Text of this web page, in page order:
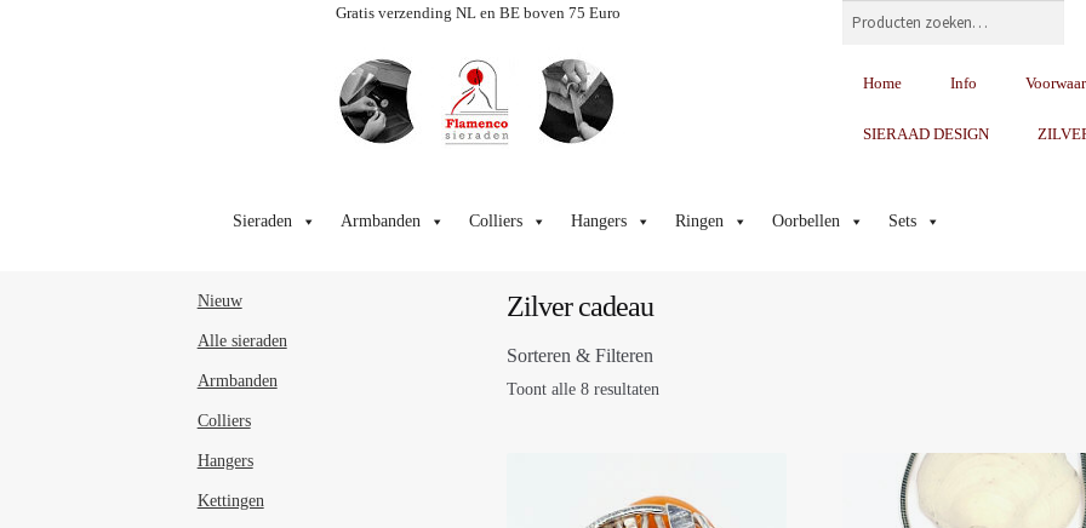
Gratis verzending NL en BE boven 75 Euro Zoeken
Home Info
SIERAAD DESIGN
door
naar
Sieraden Armbanden Colliers Hangers Ringen Oorbellen Sets
Zilver cadeau
Sorteren & Filteren
Toont alle 8 resultaten
Nieuw
Alle sieraden
Armbanden
Colliers
Hangers
Kettingen